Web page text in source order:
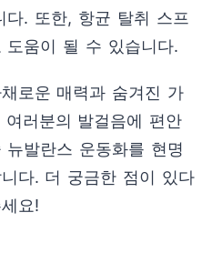
다. 또한, 항균 탈취 스프
도움이 될 수 있습니다.
로운 매력과 숨겨진 가
러분의 발걸음에 편안
발란스 운동화를 현명
다. 더 궁금한 점이 있다
요!